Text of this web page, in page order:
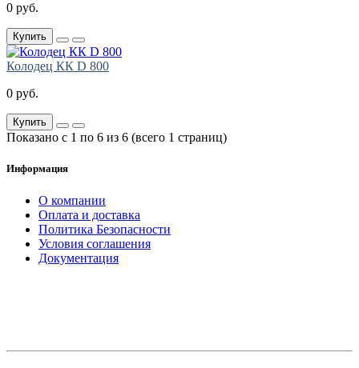
0 руб.
Купить
Колодец КК D 800
0 руб.
Купить
Показано с 1 по 6 из 6 (всего 1 страниц)
Информация
О компании
Оплата и доставка
Политика Безопасности
Условия соглашения
Документация